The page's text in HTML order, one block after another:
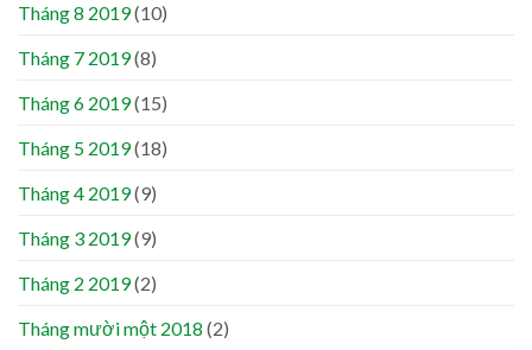
Tháng 8 2019(10)
Tháng 7 2019(8)
Tháng 6 2019(15)
Tháng 5 2019(18)
Tháng 4 2019(9)
Tháng 3 2019(9)
Tháng 2 2019(2)
Tháng mười một 2018 (2)